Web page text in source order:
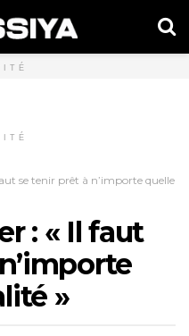
se tenir prêt à n’importe quelle
: « Il faut
»